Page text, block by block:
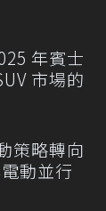
年賓士
市場的
策略轉向
動並行